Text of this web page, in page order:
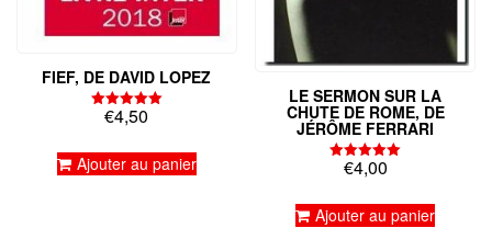
FIEF, DE DAVID LOPEZ
Note
5.00
€4,50
Ajouter au panier
LE SERMON SUR LA
CHUTE DE ROME, DE
JÉRÔME FERRARI
Note
€4,00
Ajouter au panier